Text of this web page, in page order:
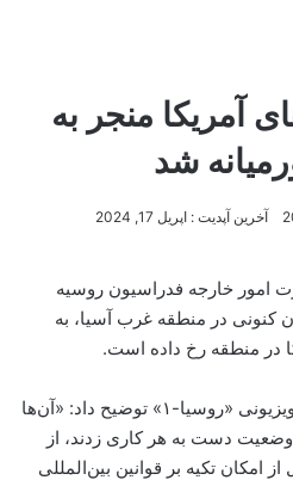
منجر به
شد
آخرین آپدیت : اپریل 17, 2024
امور خارجه فدراسیون روسیه
در منطقه غرب آسیا، به
در منطقه رخ داده است.
زاخارووا در مصاحبه با شبکه تلویزیونی «روسیا-۱» توضیح داد: «آن‌ها
دست به هر کاری زدند، از
امکان تکیه بر قوانین بین‌المللی